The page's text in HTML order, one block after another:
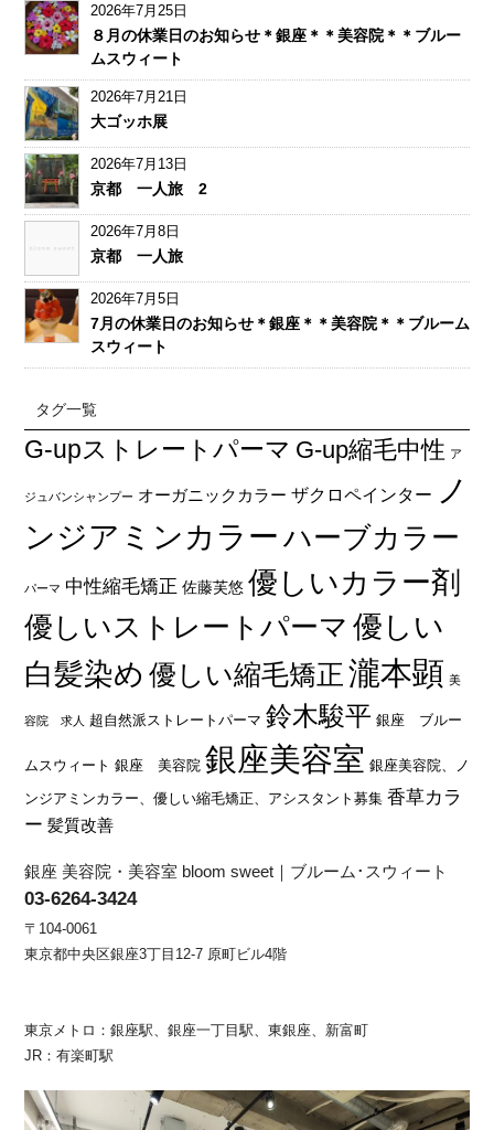
2026年7月25日
８月の休業日のお知らせ＊銀座＊＊美容院＊＊ブルー
ムスウィート
2026年7月21日
大ゴッホ展
2026年7月13日
京都 一人旅 2
2026年7月8日
京都 一人旅
2026年7月5日
7月の休業日のお知らせ＊銀座＊＊美容院＊＊ブルーム
スウィート
タグ一覧
G-upストレートパーマ G-up縮毛中性 ア
ジュバンシャンプー オーガニックカラー ザクロペインター
ノ
ンジアミンカラー ハーブカラー
パーマ 中性縮毛矯正 佐藤芙悠 優しいカラー剤
優しいストレートパーマ 優しい
白髪染め 優しい縮毛矯正 瀧本顕 美
容院 求人 超自然派ストレートパーマ 鈴木駿平 銀座 ブルー
ムスウィート 銀座 美容院 銀座美容室 銀座美容院、ノ
ンジアミンカラー、優しい縮毛矯正、アシスタント募集 香草カラ
ー 髪質改善
銀座 美容院・美容室 bloom sweet｜ブルーム･スウィート
03-6264-3424
〒104-0061
東京都中央区銀座3丁目12-7 原町ビル4階
東京メトロ：銀座駅、銀座一丁目駅、東銀座、新富町
JR：有楽町駅